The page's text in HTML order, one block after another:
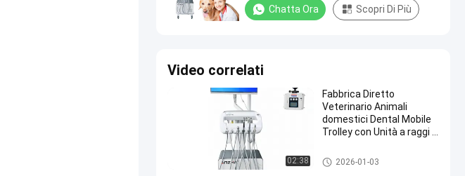
Chatta Ora Scopri Di Più
Video correlati
02:38
Fabbrica Diretto
Veterinario Animali
domestici Dental Mobile
Trolley con Unità a raggi X
Dental Treatment Cart
OEM Dental Trolley
Apparecchiature dentistiche ve
terinarie
2026-01-03